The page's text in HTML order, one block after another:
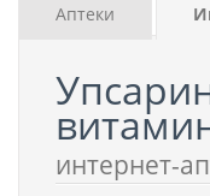
Аптеки
интернет-